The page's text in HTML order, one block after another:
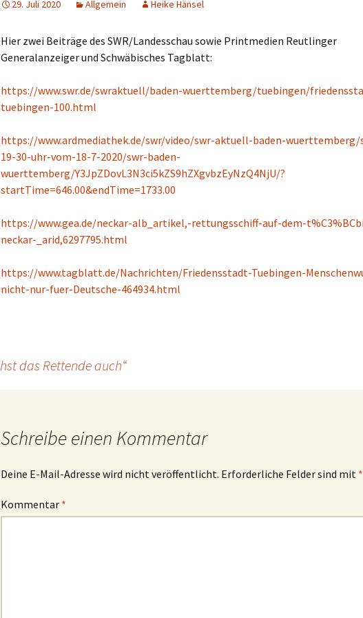
29. Juli 2020 Allgemein Heike Hänsel
Hier zwei Beiträge des SWR/Landesschau sowie Printmedien Reutlinger
Generalanzeiger und Schwäbisches Tagblatt:
https://www.swr.de/swraktuell/baden-wuerttemberg/tuebingen/
tuebingen-100.html
https://www.ardmediathek.de/swr/video/swr-aktuell-baden-wuerttemberg/
19-30-uhr-vom-18-7-2020/swr-baden-
wuerttemberg/Y3JpZDovL3N3ci5kZS9hZXgvbzEyNzQ4NjU/?
startTime=646.00&endTime=1733.00
https://www.gea.de/neckar-alb_artikel,-rettungsschiff-auf-dem-
neckar-_arid,6297795.html
https://www.tagblatt.de/Nachrichten/Friedensstadt-Tuebingen-
nicht-nur-fuer-Deutsche-464934.html
das Rettende auch“
Schreibe einen Kommentar
Deine E-Mail-Adresse wird nicht veröffentlicht. Erforderliche Felder sind mit *
Kommentar *